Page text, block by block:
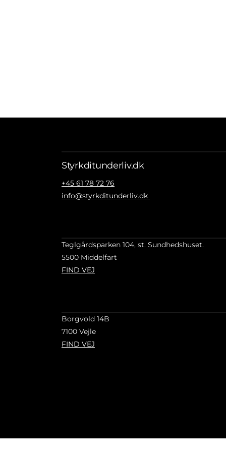
Styrkditunderliv.dk
+45 61 78 72 76
info@styrkditunderliv.dk
Teglgårdsparken 104, st. Sundhedshuset.
5500 Middelfart
FIND VEJ
Borgvold 14B
7100 Vejle
FIND VEJ